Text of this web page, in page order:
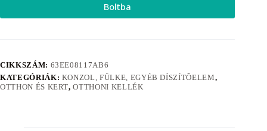
Boltba
CIKKSZÁM: 63EE08117AB6
KATEGÓRIÁK: KONZOL, FÜLKE, EGYÉB DÍSZÍTÕELEM,
OTTHON ÉS KERT,OTTHONI KELLÉK